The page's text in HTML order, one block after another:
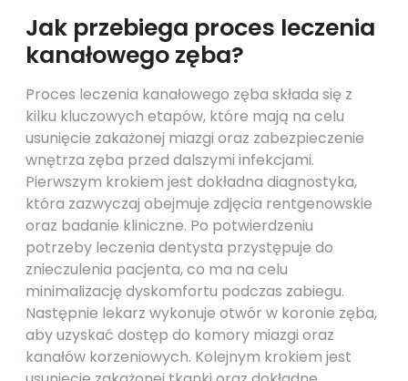
Jak przebiega proces leczenia
kanałowego zęba?
Proces leczenia kanałowego zęba składa się z
kilku kluczowych etapów, które mają na celu
usunięcie zakażonej miazgi oraz zabezpieczenie
wnętrza zęba przed dalszymi infekcjami.
Pierwszym krokiem jest dokładna diagnostyka,
która zazwyczaj obejmuje zdjęcia rentgenowskie
oraz badanie kliniczne. Po potwierdzeniu
potrzeby leczenia dentysta przystępuje do
znieczulenia pacjenta, co ma na celu
minimalizację dyskomfortu podczas zabiegu.
Następnie lekarz wykonuje otwór w koronie zęba,
aby uzyskać dostęp do komory miazgi oraz
kanałów korzeniowych. Kolejnym krokiem jest